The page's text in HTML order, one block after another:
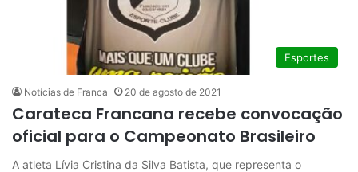
Esportes
Notícias de Franca 20 de agosto de 2021
Carateca Francana recebe convocação
oficial para o Campeonato Brasileiro
A atleta Lívia Cristina da Silva Batista, que representa o